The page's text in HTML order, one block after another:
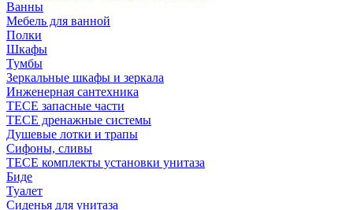
Ванны
Мебель для ванной
Полки
Шкафы
Тумбы
Зеркальные шкафы и зеркала
Инженерная сантехника
TECE запасные части
TECE дренажные системы
Душевые лотки и трапы
Сифоны, сливы
TECE комплекты установки унитаза
Биде
Туалет
Сиденья для унитаза